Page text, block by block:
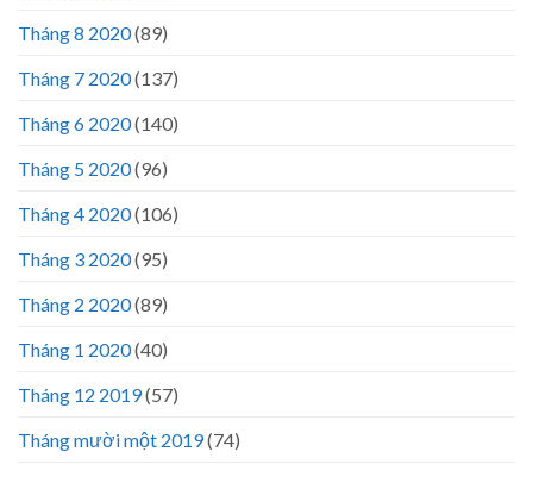
Tháng 8 2020(89)
Tháng 7 2020(137)
Tháng 6 2020(140)
Tháng 5 2020(96)
Tháng 4 2020(106)
Tháng 3 2020(95)
Tháng 2 2020(89)
Tháng 1 2020(40)
Tháng 12 2019(57)
Tháng mười một 2019(74)